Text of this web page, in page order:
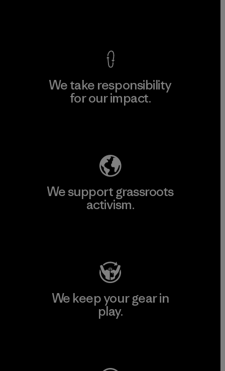
We take responsibility
for our impact.
We support grassroots
activism.
We keep your gear in
play.